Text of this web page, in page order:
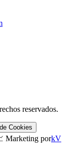
reservados.
Cookies
Marketing porkV